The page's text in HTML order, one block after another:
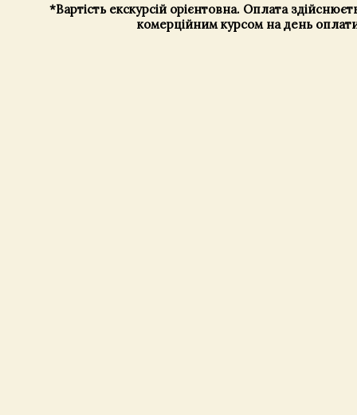
*Вартість екскурсій орієнтовна. Оплата
комерційним курсом на день